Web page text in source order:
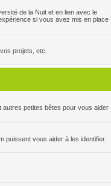
de la Nuit et en lien avec le
si vous avez mis en place
projets, etc.
petites bêtes pour vous aider
puissent vous aider à les identifier.